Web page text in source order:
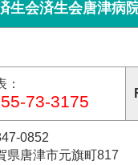
生会済生会唐津病
：
73-3175
0852
県唐津市元旗町817